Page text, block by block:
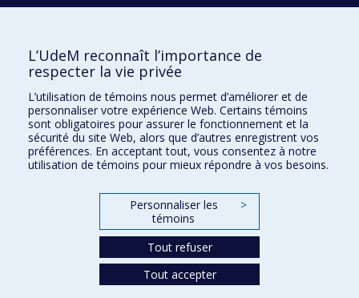
Écoles
Kinésiologie et des sciences de l’activité physique
Orthophonie et audiologie
Réadaptation
Directions
DPC
CPASS
L’UdeM reconnaît l’importance de
respecter la vie privée
L’utilisation de témoins nous permet d’améliorer et de
personnaliser votre expérience Web. Certains témoins
sont obligatoires pour assurer le fonctionnement et la
sécurité du site Web, alors que d’autres enregistrent vos
préférences. En acceptant tout, vous consentez à notre
utilisation de témoins pour mieux répondre à vos besoins.
Personnaliser les
témoins
>
Tout refuser
Tout accepter